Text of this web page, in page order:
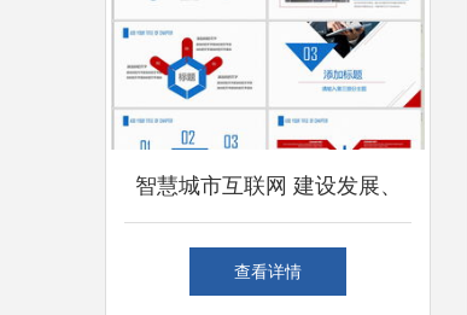
智慧城市互联网 建设发展、
建筑规划与信息技术融合之路
查看详情